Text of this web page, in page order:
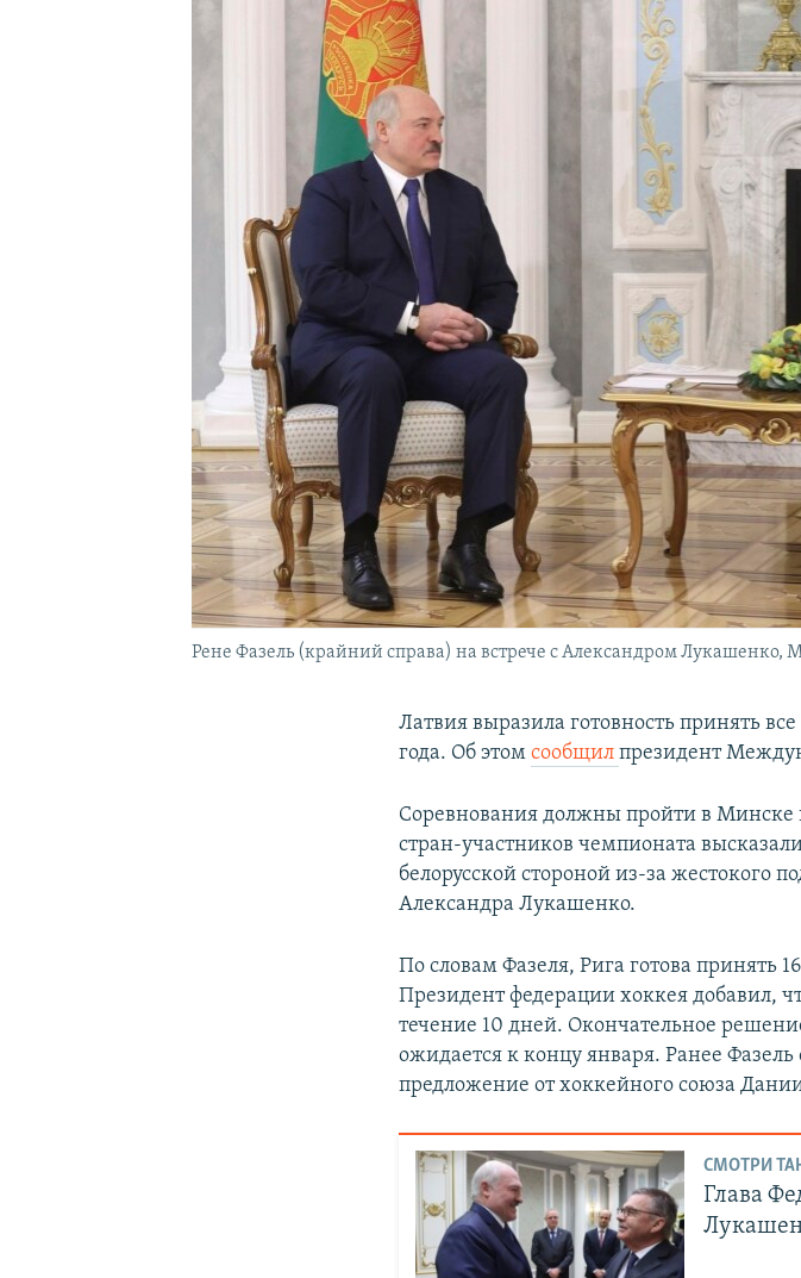
Рене Фазель (крайний справа) на встрече с Александром Лукашенко,
Латвия выразила готовность принять
года. Об этомсообщилпрезидент
Соревнования должны пройти в Минске
стран-участников чемпионата
белорусской стороной из-за жестокого
Александра Лукашенко.
По словам Фазеля, Рига готова принять
Президент федерации хоккея добавил,
течение 10 дней. Окончательное
ожидается к концу января. Ранее
предложение от хоккейного союза
СМОТРИ
Глава